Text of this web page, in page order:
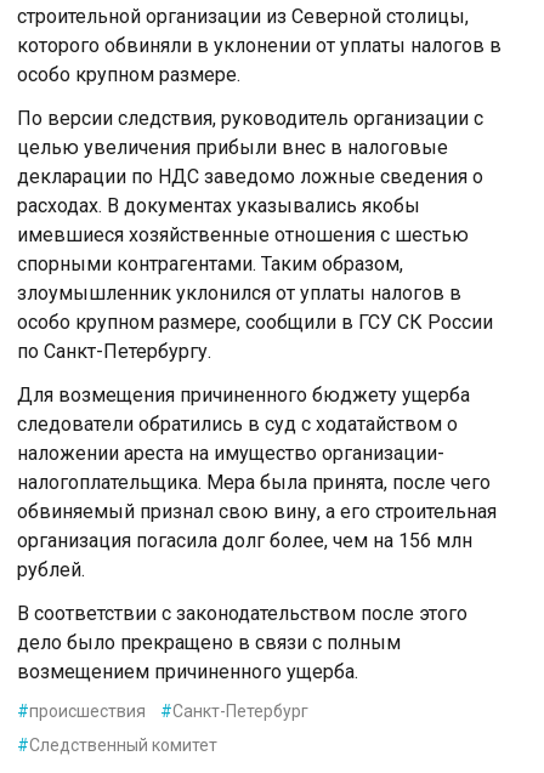
строительной организации из Северной столицы,
которого обвиняли в уклонении от уплаты налогов в
особо крупном размере.
По версии следствия, руководитель организации с
целью увеличения прибыли внес в налоговые
декларации по НДС заведомо ложные сведения о
расходах. В документах указывались якобы
имевшиеся хозяйственные отношения с шестью
спорными контрагентами. Таким образом,
злоумышленник уклонился от уплаты налогов в
особо крупном размере, сообщили в ГСУ СК России
по Санкт-Петербургу.
Для возмещения причиненного бюджету ущерба
следователи обратились в суд с ходатайством о
наложении ареста на имущество организации-
налогоплательщика. Мера была принята, после чего
обвиняемый признал свою вину, а его строительная
организация погасила долг более, чем на 156 млн
рублей.
В соответствии с законодательством после этого
дело было прекращено в связи с полным
возмещением причиненного ущерба.
#происшествия #Санкт-Петербург
#Следственный комитет